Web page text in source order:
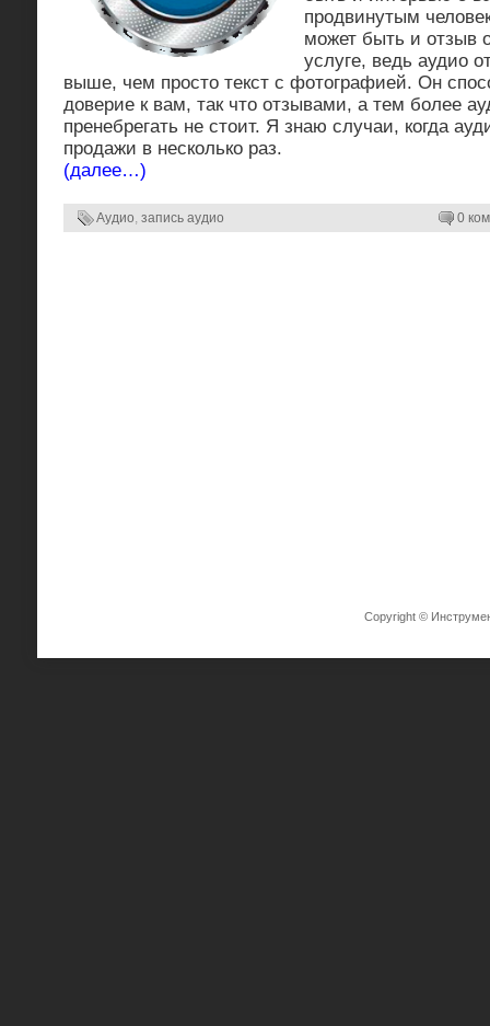
продвинутым
может быть и отзыв
услуге, ведь аудио
выше, чем просто текст с фотографией. Он
доверие к вам, так что отзывами, а тем более
пренебрегать не стоит. Я знаю случаи, когда
продажи в несколько раз.
(далее…)
Аудио, запись аудио 0
Copyright ©